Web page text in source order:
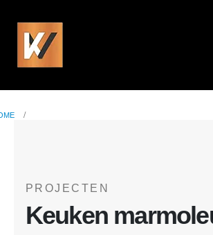
PROJECTEN
Keuken